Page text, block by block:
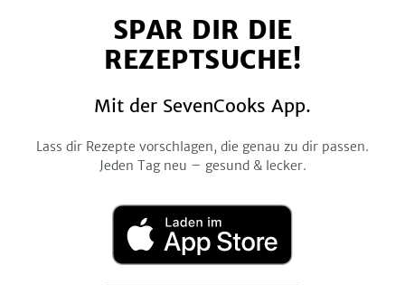
FacebookTwitterPinterestInstagramYouTube
SPAR DIR DIE
REZEPTSUCHE!
Mit der SevenCooks App.
Lass dir Rezepte vorschlagen, die genau zu dir passen.
Jeden Tag neu – gesund & lecker.
Laden
im
App